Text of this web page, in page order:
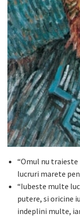
“Omul nu traieste
lucruri marete
“Iubeste multe
putere, si oricine
indeplini multe,